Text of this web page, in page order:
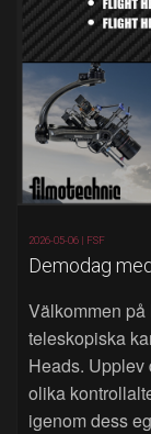
2026-05-06 | FSF
Demodag
Välkommen på
teleskopiska
Heads. Upplev
olika
igenom dess